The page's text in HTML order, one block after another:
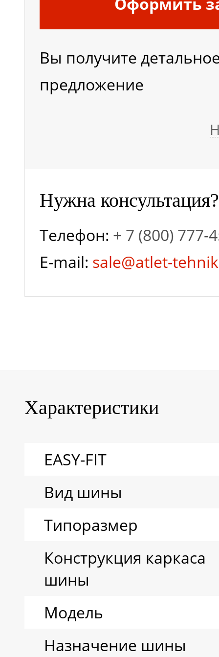
Вы получите
предложение
Нужна консультация?
Телефон: + 7 (800) 777-
E-mail: sale@atlet-
Характеристики
EASY-FIT
Вид шины
Типоразмер
Конструкция каркаса
шины
Модель
Назначение шины